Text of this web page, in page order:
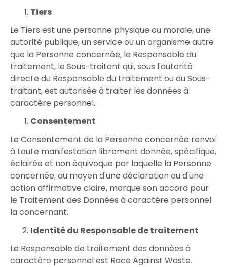
Tiers
Le Tiers est une personne physique ou morale, une
autorité publique, un service ou un organisme autre
que la Personne concernée, le Responsable du
traitement, le Sous-traitant qui, sous l'autorité
directe du Responsable du traitement ou du Sous-
traitant, est autorisée à traiter les données à
caractère personnel.
Consentement
Le Consentement de la Personne concernée renvoi
à toute manifestation librement donnée, spécifique,
éclairée et non équivoque par laquelle la Personne
concernée, au moyen d'une déclaration ou d'une
action affirmative claire, marque son accord pour
le Traitement des Données à caractère personnel
la concernant.
Identité du Responsable de traitement
Le Responsable de traitement des données à
caractère personnel est Race Against Waste.